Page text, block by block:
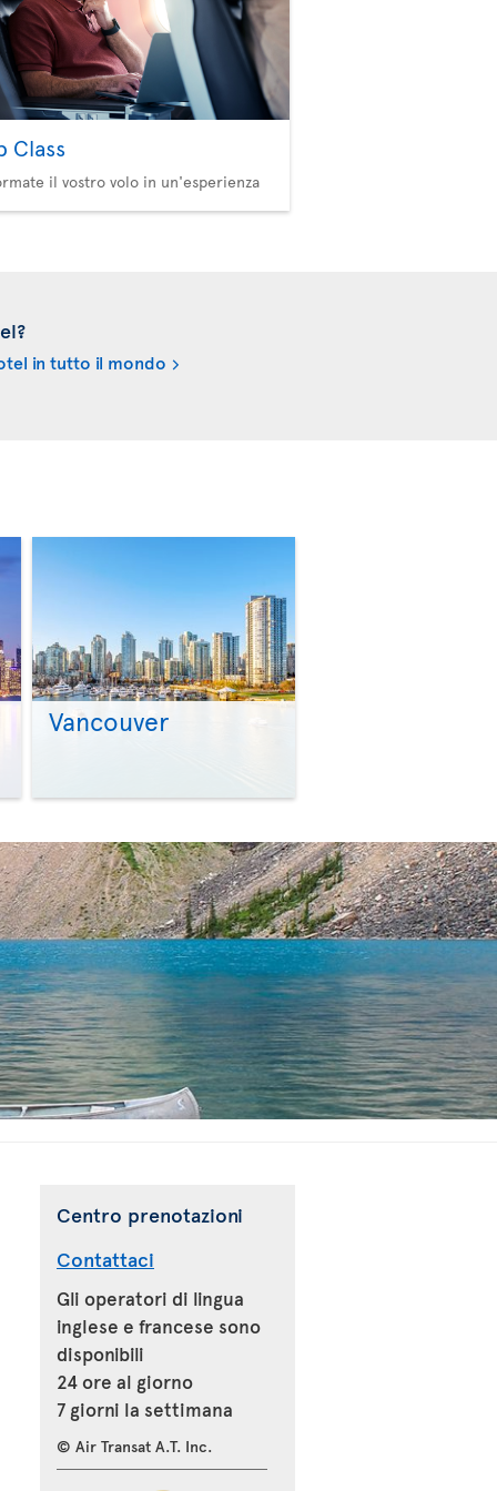
Class
il vostro volo in un'esperienza
in tutto il mondo
Vancouver
Centro prenotazioni
Contattaci
Gli operatori di lingua
inglese e francese sono
disponibili
24 ore al giorno
7 giorni la settimana
© Air Transat A.T. Inc.